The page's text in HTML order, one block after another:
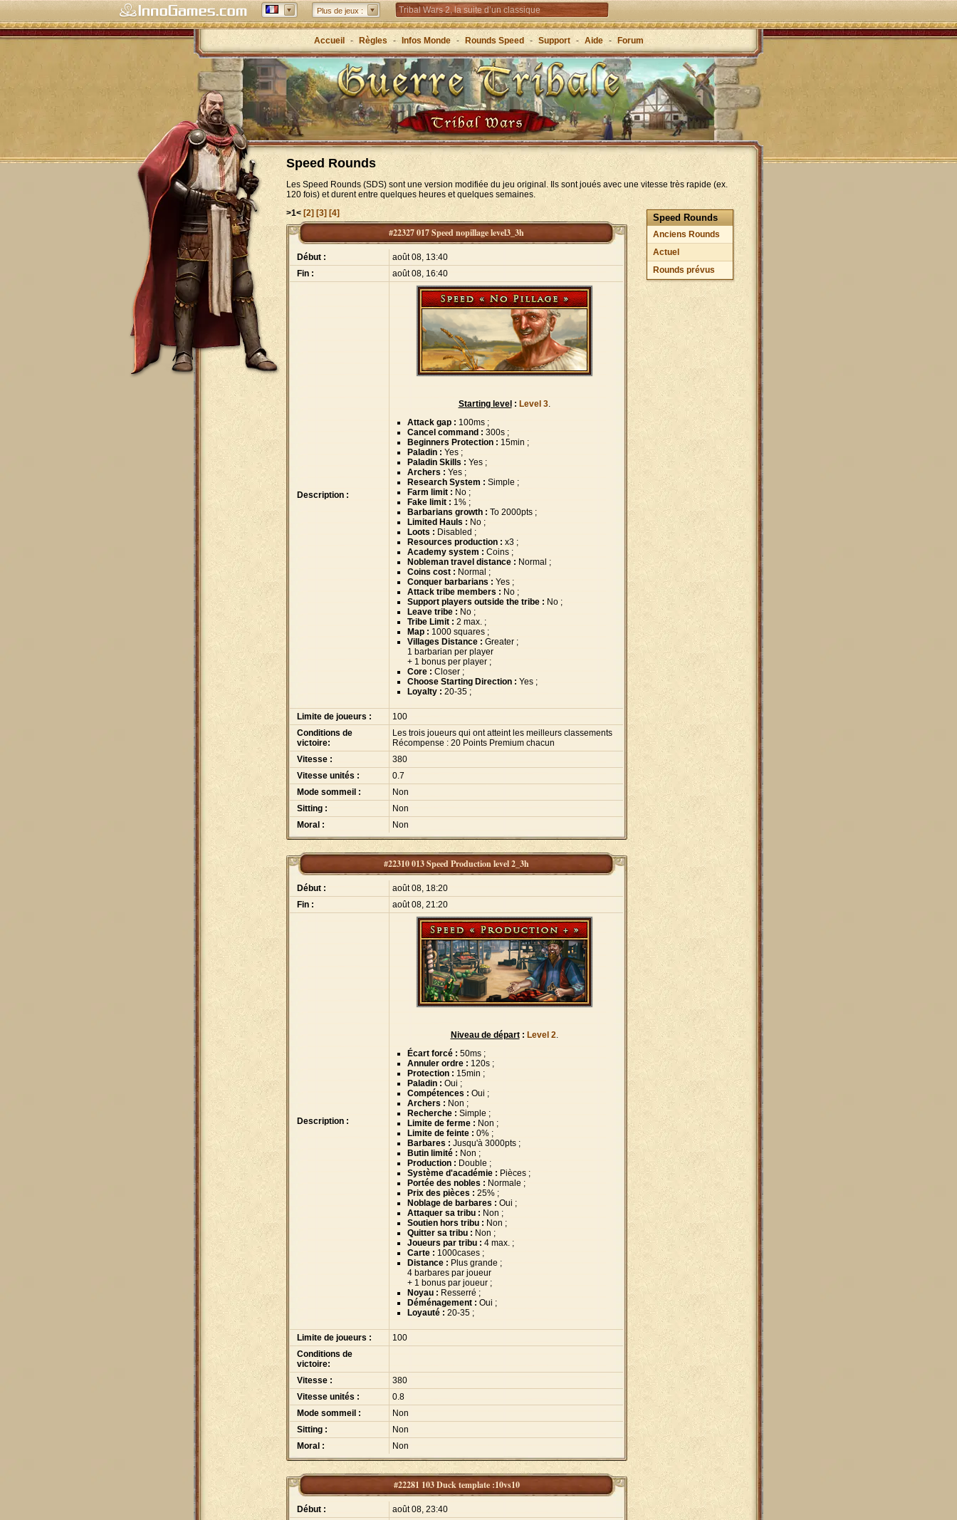
Plus de jeux : Tribal Wars 2, la suite d’un classique
Forge of Empires – Stratégie à travers les âges
Grepolis – Fondez un royaume en Grèce antique !
Accueil - Règles - Infos Monde - Rounds Speed - Support - Aide - Forum
Speed Rounds
Les Speed Rounds (SDS) sont une version modifiée du jeu original. Ils sont joués avec une vitesse très rapide (ex.
120 fois) et durent entre quelques heures et quelques semaines.
Speed Rounds
Anciens Rounds
Actuel
Rounds prévus
>1< [2] [3] [4]
#22327 017 Speed nopillage level3_3h
Début :
août 08, 13:40
Fin :
août 08, 16:40
Description :
Starting level : Level 3.
Attack gap : 100ms ;
Cancel command : 300s ;
Beginners Protection : 15min ;
Paladin : Yes ;
Paladin Skills : Yes ;
Archers : Yes ;
Research System : Simple ;
Farm limit : No ;
Fake limit : 1% ;
Barbarians growth : To 2000pts ;
Limited Hauls : No ;
Loots : Disabled ;
Resources production : x3 ;
Academy system : Coins ;
Nobleman travel distance : Normal ;
Coins cost : Normal ;
Conquer barbarians : Yes ;
Attack tribe members : No ;
Support players outside the tribe : No ;
Leave tribe : No ;
Tribe Limit : 2 max. ;
Map : 1000 squares ;
Villages Distance : Greater ;
1 barbarian per player
+ 1 bonus per player ;
Core : Closer ;
Choose Starting Direction : Yes ;
Loyalty : 20-35 ;
Limite de joueurs :
100
Conditions de
victoire:
Les trois joueurs qui ont atteint les meilleurs classements
Récompense : 20 Points Premium chacun
Vitesse :
380
Vitesse unités :
0.7
Mode sommeil :
Non
Sitting :
Non
Moral :
Non
#22310 013 Speed Production level 2_3h
Début :
août 08, 18:20
Fin :
août 08, 21:20
Description :
Niveau de départ: Level 2.
Écart forcé : 50ms ;
Annuler ordre : 120s ;
Protection : 15min ;
Paladin : Oui ;
Compétences : Oui ;
Archers : Non ;
Recherche : Simple ;
Limite de ferme : Non ;
Limite de feinte : 0% ;
Barbares : Jusqu'à 3000pts ;
Butin limité : Non ;
Production : Double ;
Système d'académie : Pièces ;
Portée des nobles : Normale ;
Prix des pièces : 25% ;
Noblage de barbares : Oui ;
Attaquer sa tribu : Non ;
Soutien hors tribu : Non ;
Quitter sa tribu : Non ;
Joueurs par tribu : 4 max. ;
Carte : 1000cases ;
Distance : Plus grande ;
4 barbares par joueur
+ 1 bonus par joueur ;
Noyau : Resserré ;
Déménagement : Oui ;
Loyauté : 20-35 ;
Limite de joueurs :
100
Conditions de
victoire:
Vitesse :
380
Vitesse unités :
0.8
Mode sommeil :
Non
Sitting :
Non
Moral :
Non
#22281 103 Duck template :10vs10
Début :
août 08, 23:40